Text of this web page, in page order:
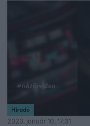
Híradó
2023. január 10. 17:31